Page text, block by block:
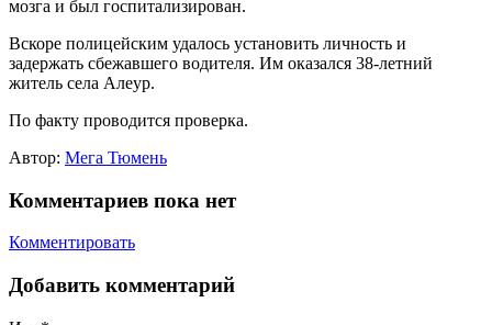
мозга и был госпитализирован.
Вскоре полицейским удалось установить личность и
задержать сбежавшего водителя. Им оказался 38-летний
житель села Алеур.
По факту проводится проверка.
Автор: Мега Тюмень
Комментариев пока нет
Комментировать
Добавить комментарий